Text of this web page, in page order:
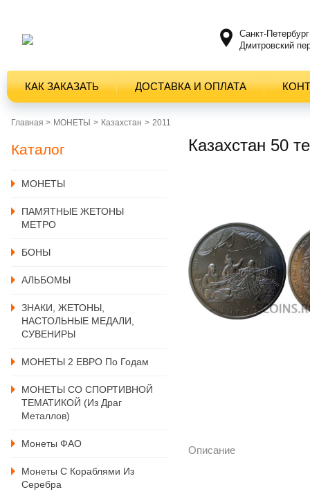
Санкт-Петербург
Дмитровский
КАК ЗАКАЗАТЬ ДОСТАВКА И ОПЛАТА
Главная > MОНЕТЫ Казахстан 2011
Каталог
MОНЕТЫ
ПАМЯТНЫЕ ЖЕТОНЫ
МЕТРО
БОНЫ
АЛЬБОМЫ
ЗНАКИ, ЖЕТОНЫ,
НАСТОЛЬНЫЕ МЕДАЛИ,
СУВЕНИРЫ
МОНЕТЫ 2 ЕВРО По Годам
МОНЕТЫ СО СПОРТИВНОЙ
ТЕМАТИКОЙ (из Драг
Металлов)
Монеты ФАО
Монеты С Кораблями Из
Серебра
Казахстан 50
Описание